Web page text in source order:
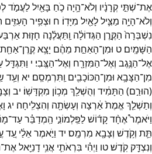
אֶת־שְׁתֵּ֣י קְרָנָ֔יו וְלֹא־הָ֥יָה כֹ֛חַ בָּאַ֖יִללַעֲמֹ֣ד
וְלֹא־הָיָ֥ה מַצִּ֛יללָאַ֖יִל מִיָּדֽוֹ׃ ח וּצְפִ֥יר הָעִזִּ֖ים
נִשְׁבְּרָה֙ הַקֶּ֣רֶן הַגְּדוֹלָ֔ה וַֽתַּעֲלֶ֜נָה חָז֤וּת
הַשָּׁמָֽיִם׃ ט וּמִן־הָאַחַ֣ת מֵהֶ֔ם יָצָ֥אקֶֽרֶן־אַחַ֖ת
אֶל־הַנֶּ֥גֶב וְאֶל־הַמִּזְרָ֖ח וְאֶל־הַצֶּֽבִי׃ י וַתִּגְדַּ֖ל
מִן־הַצָּבָ֥א וּמִן־הַכּוֹכָבִ֖ים וַֽתִּרְמְסֵֽם׃ יא וְעַ֥ד
(הוּרַ֣ם) הַתָּמִ֔יד וְהֻשְׁלַ֖ךְ מְכ֥וֹן מִקְדָּשֽׁוֹ׃ יב
וְתַשְׁלֵ֤ךְאֱמֶת֙אַ֔רְצָה וְעָשְׂתָ֖ה וְהִצְלִֽיחָה׃ יג
וַיֹּאמֶר֩אֶחָ֨דקָד֜וֹשׁלַפַּֽלְמוֹנִ֣י הַֽמְדַבֵּ֗רעַד־
תֵּ֛ת וְקֹ֥דֶשׁ וְצָבָ֖א מִרְמָֽס׃ יד וַיֹּ֣אמֶראֵלַ֔י עַ֚ד
וְנִצְדַּ֖ק קֹֽדֶשׁ׃טו וַיְהִ֗י בִּרְאֹתִ֛י אֲנִ֥י דָנִיֵּ֖אלאֶת־